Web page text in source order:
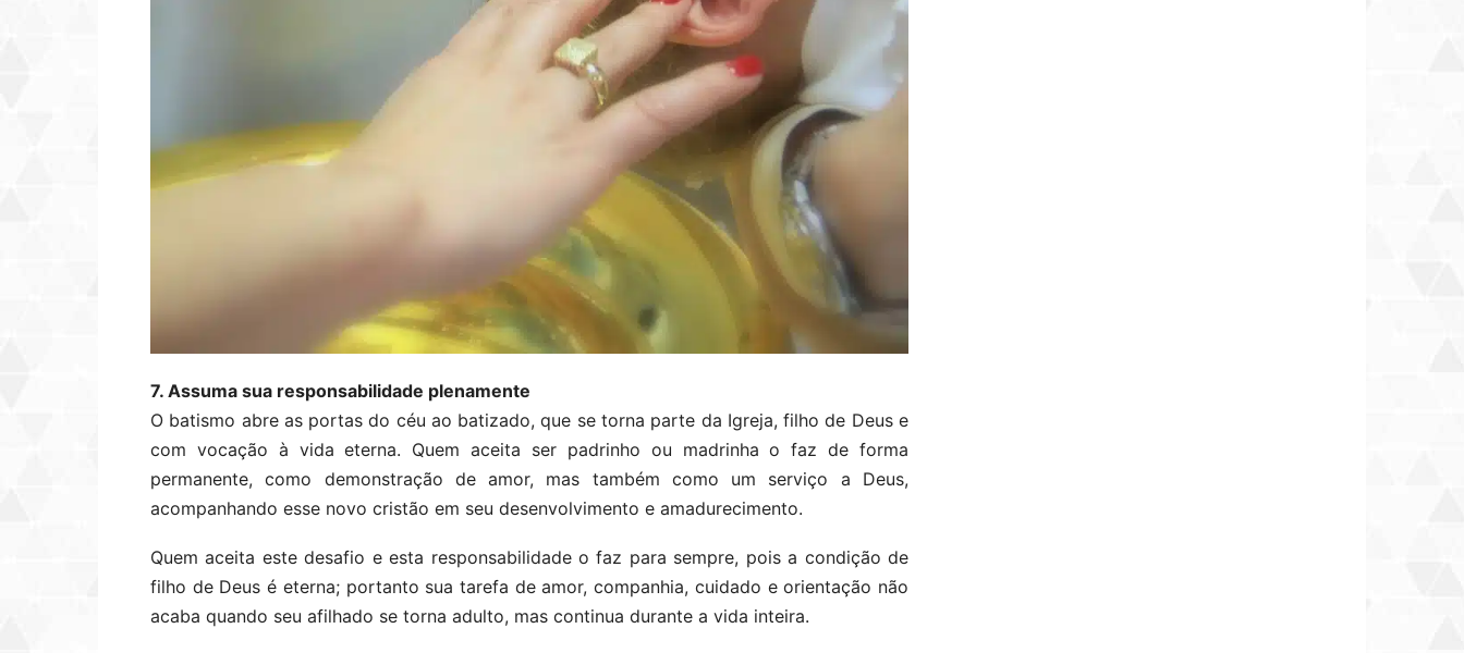
7. Assuma sua responsabilidade plenamente
O batismo abre as portas do céu ao batizado, que se torna parte da Igreja, filho de Deus e
com vocação à vida eterna. Quem aceita ser padrinho ou madrinha o faz de forma
permanente, como demonstração de amor, mas também como um serviço a Deus,
acompanhando esse novo cristão em seu desenvolvimento e amadurecimento.
Quem aceita este desafio e esta responsabilidade o faz para sempre, pois a condição de
filho de Deus é eterna; portanto sua tarefa de amor, companhia, cuidado e orientação não
acaba quando seu afilhado se torna adulto, mas continua durante a vida inteira.